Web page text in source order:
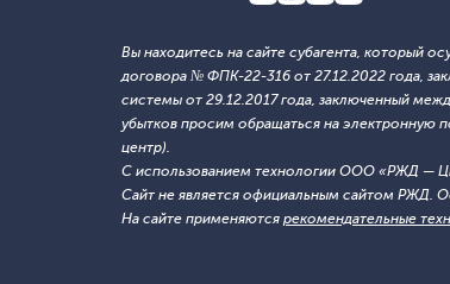
Вы находитесь на сайте субагента, который
договора № ФПК-22-316 от 27.12.2022 года,
системы от 29.12.2017 года, заключенный
убытков просим обращаться на электронную
центр).
С использованием технологии ООО «РЖД —
Сайт не является официальным сайтом РЖД.
На сайте применяются рекомендательные